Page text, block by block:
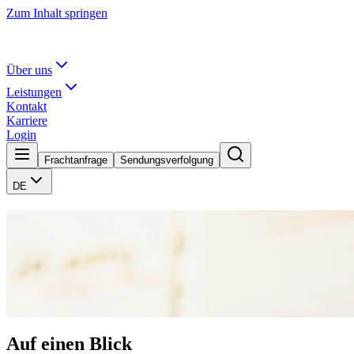
Zum Inhalt springen
Über uns
Leistungen
Kontakt
Karriere
Login
Frachtanfrage Sendungsverfolgung
DE
Von der Transportablaufplanung über Kommissionierung und
Logistik, die Ihre Prozesse versteht.
Auf einen Blick